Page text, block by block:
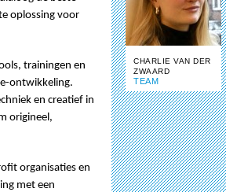
oplossing voor
trainingen en
ontwikkeling.
en creatief in
origineel,
organisaties en
met een
CHARLIE VAN DER
ZWAARD
TEAM